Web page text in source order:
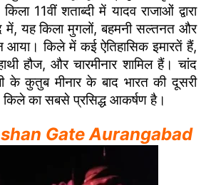
11वीं शताब्दी में यादव राजाओं द्वारा
में, यह किला मुगलों, बहमनी सल्तनत और
आया। किले में कई ऐतिहासिक इमारतें हैं,
हौज, और चारमीनार शामिल हैं। चांद
के कुतुब मीनार के बाद भारत की दूसरी
का सबसे प्रसिद्ध आकर्षण है।
Gate Aurangabad